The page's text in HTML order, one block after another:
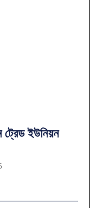
ট্রেড ইউনিয়ন